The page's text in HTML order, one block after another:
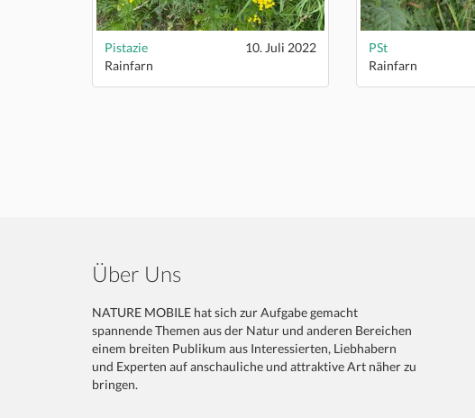
Pistazie
10. Juli 2022
Rainfarn
PSt
Rainfarn
Über Uns
NATURE MOBILE hat sich zur Aufgabe gemacht
spannende Themen aus der Natur und anderen Bereichen
einem breiten Publikum aus Interessierten, Liebhabern
und Experten auf anschauliche und attraktive Art näher zu
bringen.